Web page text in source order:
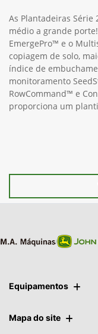
As Plantadeiras Série
médio a grande
EmergePro™ e o
copiagem de solo,
índice de
monitoramento
RowCommand™ e
proporciona um
Equipamentos
Mapa do site